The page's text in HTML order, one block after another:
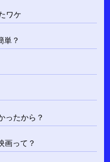
ワケ
単？
ったから？
画って？